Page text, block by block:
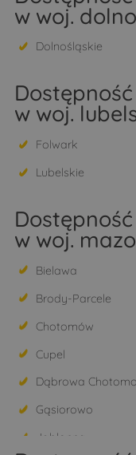
w woj.
Dolnośląskie
w woj.
Folwark
Lubelskie
w woj.
Bielawa
Brody-Parcele
Chotomów
Cupel
Dąbrowa
Gąsiorowo
Jabłonna